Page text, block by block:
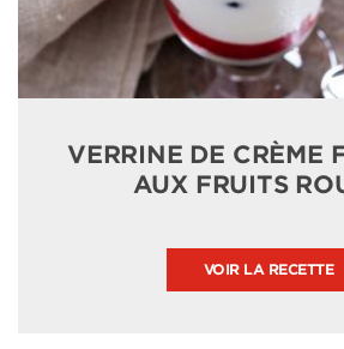
VERRINE DE CRÈME
AUX FRUITS
VOIR LA RECETTE